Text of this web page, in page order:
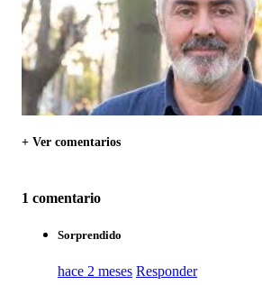
+ Ver comentarios
1 comentario
Sorprendido
hace 2 meses Responder